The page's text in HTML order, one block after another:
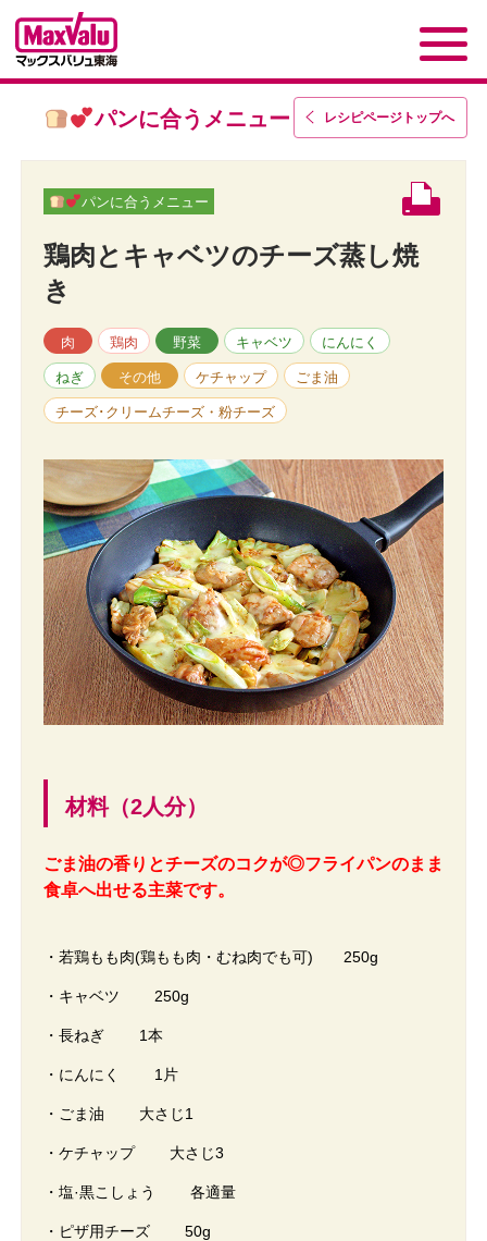
レシピページトップへ
パンに合うメニュー
パンに合うメニュー
鶏肉とキャベツのチーズ蒸し焼
き
肉 鶏肉 野菜 キャベツ にんにく
ねぎ その他 ケチャップ ごま油
チーズ･クリームチーズ・粉チーズ
材料（2人分）
ごま油の香りとチーズのコクが◎フライパンのまま
食卓へ出せる主菜です。
・若鶏もも肉(鶏もも肉・むね肉でも可) 250g
・キャベツ 250g
・長ねぎ 1本
・にんにく 1片
・ごま油 大さじ1
・ケチャップ 大さじ3
・塩·黒こしょう 各適量
・ピザ用チーズ 50g